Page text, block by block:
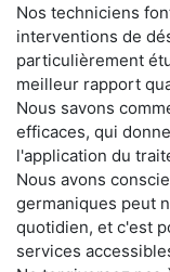
Nos techniciens
interventions de
particulièrement
meilleur rapport
Nous savons
efficaces, qui
l'application du
Nous avons
germaniques peut
quotidien, et c'est
services